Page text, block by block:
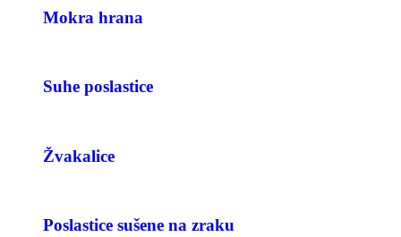
Mokra hrana
Suhe poslastice
Žvakalice
Poslastice sušene na zraku